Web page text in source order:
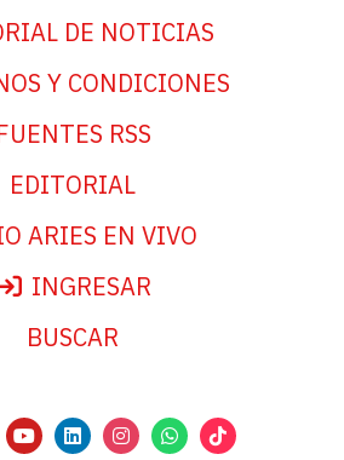
DE NOTICIAS
Y CONDICIONES
RSS
EDITORIAL
ARIES EN VIVO
INGRESAR
BUSCAR